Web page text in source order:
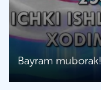
Bayram muborak!